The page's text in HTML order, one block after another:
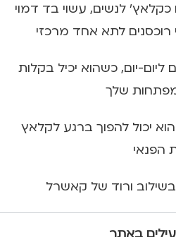
לנשים, עשוי בד דמוי
רוכסנים לתא אחד מרכזי
יום, כשהוא יכיל בקלות
שלך
יכול להפוך ברגע לקלאץ
הפנאי
ורוד של קאשרל